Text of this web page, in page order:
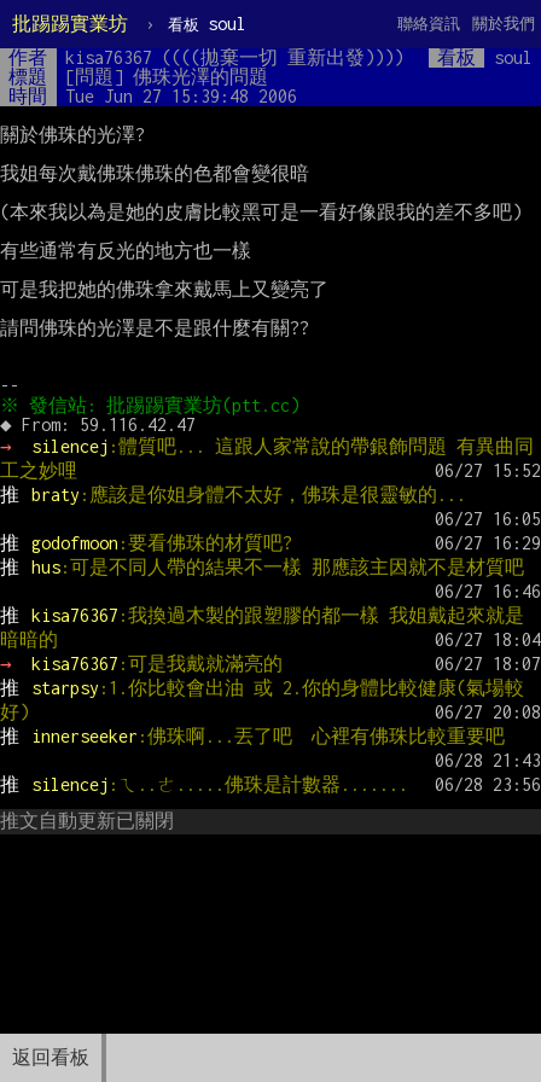
批踢踢實業坊 › 看板 soul 關於我們
聯絡資訊
返回看板
作者 kisa76367 ((((拋棄一切 重新出發)))) 看板
soul
標題
[問題] 佛珠光澤的問題
時間
Tue Jun 27 15:39:48 2006
關於佛珠的光澤?
我姐每次戴佛珠佛珠的色都會變很暗
(本來我以為是她的皮膚比較黑可是一看好像跟我的差不多吧)
有些通常有反光的地方也一樣
可是我把她的佛珠拿來戴馬上又變亮了
請問佛珠的光澤是不是跟什麼有關??
→
silencej :體質吧... 這跟人家常說的帶銀飾問題 有異曲同
工之妙哩
推
braty :應該是你姐身體不太好，佛珠是很靈敏的...
推 godofmoon :要看佛珠的材質吧?
推
hus:可是不同人帶的結果不一樣 那應該主因就不是材質吧
推 kisa76367 :我換過木製的跟塑膠的都一樣 我姐戴起來就是
暗暗的
→
kisa76367 :可是我戴就滿亮的
推
starpsy :1.你比較會出油 或 2.你的身體比較健康(氣場較
好)
推
innerseeker :佛珠啊...丟了吧  心裡有佛珠比較重要吧
推 silencej :ㄟ..ㄜ.....佛珠是計數器.......
推文自動更新已關閉